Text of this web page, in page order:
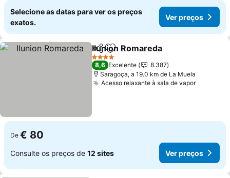
Selecione as datas para ver os preços
exatos.
Ver preços
PartilharAdicionar aos favoritos
Ilunion Romareda
4 Estrelas
8,6 Excelente
8.387
Saragoça, a 19.0 km de La Muela
Acesso relaxante à sala de vaporVer
De € 80
Consulte os preços de 12 sites Ver preços